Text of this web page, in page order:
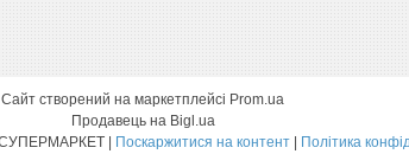
Сайт створений на маркетплейсі Prom.ua
Продавець на Bigl.ua
Sat-ELLITE.Net ➤ ІНТЕРНЕТ-СУПЕРМАРКЕТ | Поскаржитися на контент | Політика